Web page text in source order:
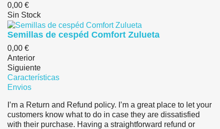
0,00 €
Sin Stock
Semillas de cespéd Comfort Zulueta
0,00 €
Anterior
Siguiente
Características
Envios
I’m a Return and Refund policy. I’m a great place to let your
customers know what to do in case they are dissatisfied
with their purchase. Having a straightforward refund or